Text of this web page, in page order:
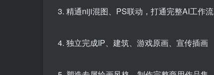
3. 精通niji混图、PS联动，打通完整AI工作流
4. 独立完成IP、建筑、游戏原画、宣传插画